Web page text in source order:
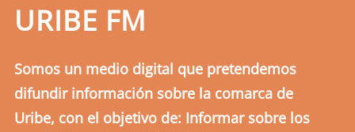
URIBE FM
Somos un medio digital que pretendemos
difundir información sobre la comarca de
Uribe, con el objetivo de: Informar sobre los